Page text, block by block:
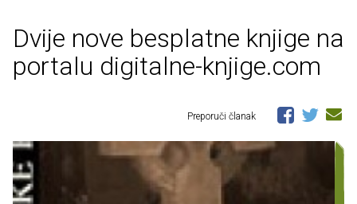
Dvije nove besplatne knjige na
portalu digitalne-knjige.com
Preporuči članak